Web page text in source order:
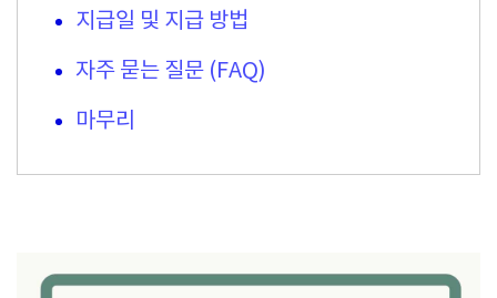
지급일 및 지급 방법
자주 묻는 질문 (FAQ)
마무리